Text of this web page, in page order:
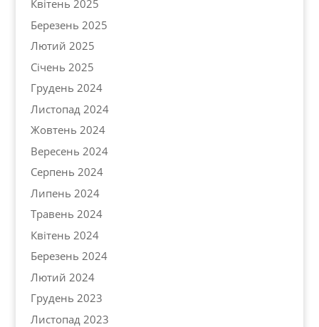
Квітень 2025
Березень 2025
Лютий 2025
Січень 2025
Грудень 2024
Листопад 2024
Жовтень 2024
Вересень 2024
Серпень 2024
Липень 2024
Травень 2024
Квітень 2024
Березень 2024
Лютий 2024
Грудень 2023
Листопад 2023